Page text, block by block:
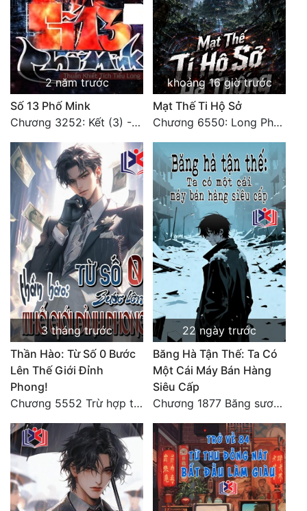
Xây Dựng Thế Lực
Đam Mỹ
Đẹp
Đẹp Hiệp
Tính Cách Nhân Vật :
Cơ Trí
Sát Phạt Quyết Đoán
Vô Sỉ
Điềm Đạm
2 năm trước
Số 13 Phố Mink
Chương 3252: Kết (3) - HẾT.
khoảng 16 giờ trước
Mạt Thế Ti Hộ Sở
Chương 6550: Long Phượng Thần Trận
3 tháng trước
Thần Hào: Từ Số 0 Bước
Lên Thế Giới Đỉnh
Phong!
Chương 5552 Trừ hợp tác, không còn cách nào khác!
22 ngày trước
Băng Hà Tận Thế: Ta Có
Một Cái Máy Bán Hàng
Siêu Cấp
Chương 1877 Băng sương kết giới